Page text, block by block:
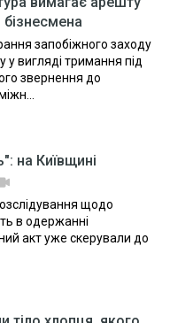
запобіжного заходу
у вигляді тримання під
звернення до
на Київщині
щодо
в одержанні
акт уже скерували до